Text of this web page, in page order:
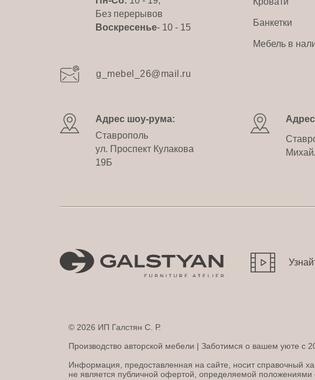
© 2026 ИП Галстян С. Р.
Производство авторской мебели | Заботимся о вашем уюте с
Информация, предоставленная на сайте, носит справочный
не является публичной офертой, определяемой положениями
Банкетки
Мебель в
g_mebel_26@mail.ru
Без перерывов
Воскресенье- 10 - 15
Адрес шоу-рума:
Ставрополь
ул. Проспект Кулакова
19Б